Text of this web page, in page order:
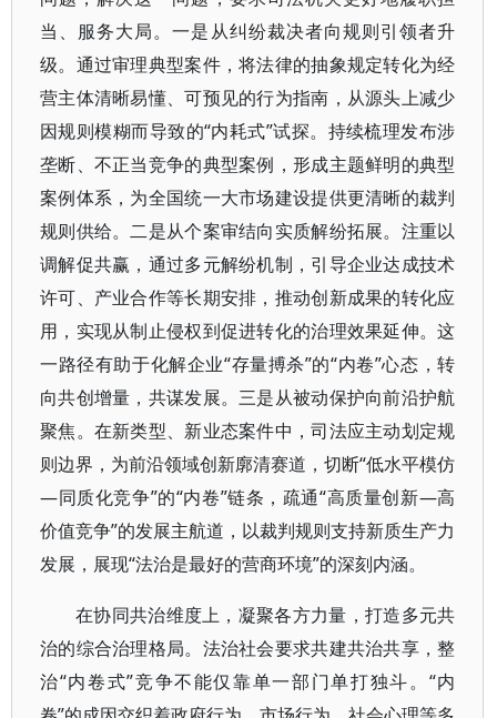
当、服务大局。一是从纠纷裁决者向规则引领者升
级。通过审理典型案件，将法律的抽象规定转化为经
营主体清晰易懂、可预见的行为指南，从源头上减少
因规则模糊而导致的“内耗式”试探。持续梳理发布涉
垄断、不正当竞争的典型案例，形成主题鲜明的典型
案例体系，为全国统一大市场建设提供更清晰的裁判
规则供给。二是从个案审结向实质解纷拓展。注重以
调解促共赢，通过多元解纷机制，引导企业达成技术
许可、产业合作等长期安排，推动创新成果的转化应
用，实现从制止侵权到促进转化的治理效果延伸。这
一路径有助于化解企业“存量搏杀”的“内卷”心态，转
向共创增量，共谋发展。三是从被动保护向前沿护航
聚焦。在新类型、新业态案件中，司法应主动划定规
则边界，为前沿领域创新廓清赛道，切断“低水平模仿
—同质化竞争”的“内卷”链条，疏通“高质量创新—高
价值竞争”的发展主航道，以裁判规则支持新质生产力
发展，展现“法治是最好的营商环境”的深刻内涵。
在协同共治维度上，凝聚各方力量，打造多元共
治的综合治理格局。法治社会要求共建共治共享，整
治“内卷式”竞争不能仅靠单一部门单打独斗。“内